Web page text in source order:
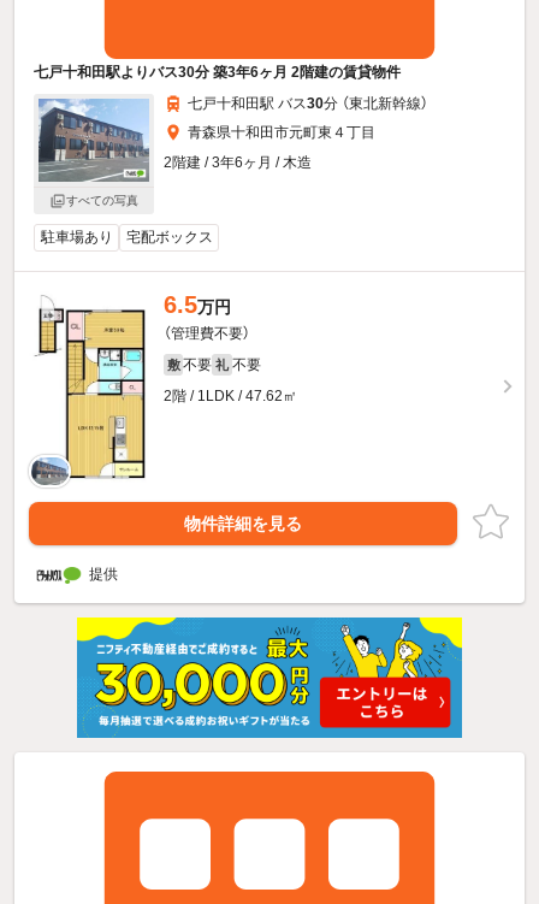
七戸十和田駅よりバス30分 築3年6ヶ月 2階建の賃貸物件
すべての写真
七戸十和田駅 バス30分 （東北新幹線）
青森県十和田市元町東４丁目
2階建 / 3年6ヶ月 / 木造
駐車場あり 宅配ボックス
6.5万円
（管理費不要）
敷 不要 礼 不要
2階 / 1LDK / 47.62㎡
物件詳細を見る
提供